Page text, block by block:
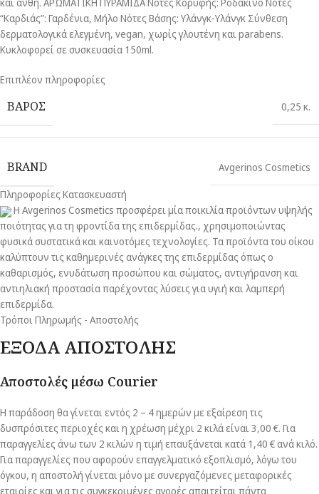
“Καρδιάς”: Γαρδένια, Μήλο Νότες Βάσης: Υλάνγκ-Υλάνγκ Σύνθεση
δερματολογικά ελεγμένη, vegan, χωρίς γλουτένη και parabens.
Κυκλοφορεί σε συσκευασία 150ml.
Επιπλέον πληροφορίες
ΒΑΡΟΣ 0,25 κ.
BRAND
Avgerinos Cosmetics
Πληροφορίες Κατασκευαστή
Η Avgerinos Cosmetics προσφέρει μία ποικιλία προϊόντων υψηλής
ποιότητας για τη φροντίδα της επιδερμίδας., χρησιμοποιώντας
φυσικά συστατικά και καινοτόμες τεχνολογίες. Τα προϊόντα του οίκου
καλύπτουν τις καθημερινές ανάγκες της επιδερμίδας όπως ο
καθαρισμός, ενυδάτωση προσώπου και σώματος, αντιγήρανση και
αντιηλιακή προστασία παρέχοντας λύσεις για υγιή και λαμπερή
επιδερμίδα.
Τρόποι Πληρωμής - Αποστολής
ΕΞΟΔΑ ΑΠΟΣΤΟΛΗΣ
Αποστολές μέσω Courier
Η παράδοση θα γίνεται εντός 2 – 4 ημερών με εξαίρεση τις
δυσπρόσιτες περιοχές και η χρέωση μέχρι 2 κιλά είναι 3,00 €. Για
παραγγελίες άνω των 2 κιλών η τιμή επαυξάνεται κατά 1,40 € ανά κιλό.
Για παραγγελίες που αφορούν επαγγελματικό εξοπλισμό, λόγω του
όγκου, η αποστολή γίνεται μόνο με συνεργαζόμενες μεταφορικές
εταιρίες και για τις συγκεκριμένες αγορές απαιτείται πάντα